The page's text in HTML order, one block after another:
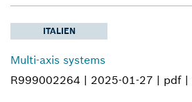
ITALIEN
Multi-axis systems
R999002264 | 2025-01-27 | pdf |